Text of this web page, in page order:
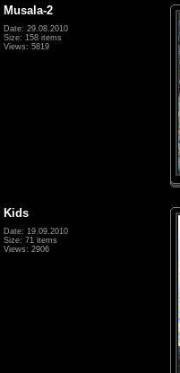
Musala-2
Date: 29.08.2010
Size: 158 items
Views: 5819
Kids
Date: 19.09.2010
Size: 71 items
Views: 2906